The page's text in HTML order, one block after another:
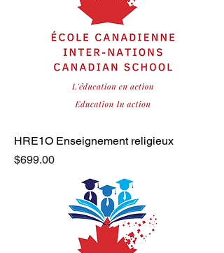
HRE1O Enseignement religieux
Price
$699.00